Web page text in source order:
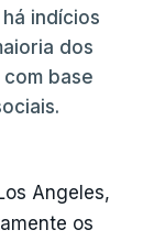
indícios
dos
base
Angeles,
os